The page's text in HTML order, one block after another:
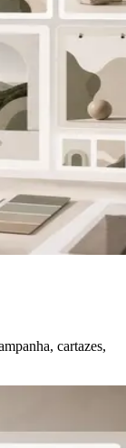
cartazes,